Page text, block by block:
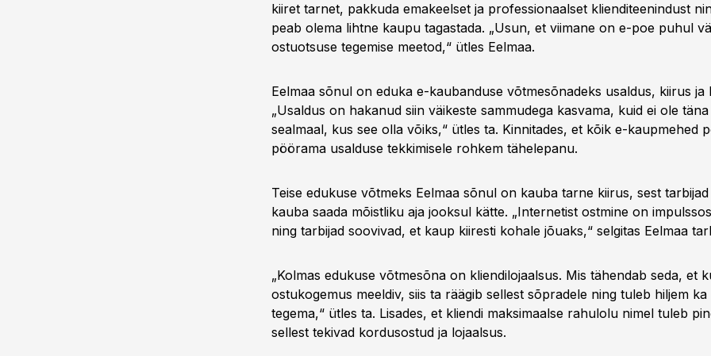
kiiret tarnet, pakkuda emakeelset ja professionaalset klienditeenindust
peab olema lihtne kaupu tagastada. „Usun, et viimane on e-poe puhul
ostuotsuse tegemise meetod,“ ütles Eelmaa.
Eelmaa sõnul on eduka e-kaubanduse võtmesõnadeks usaldus, kiirus ja
„Usaldus on hakanud siin väikeste sammudega kasvama, kuid ei ole
sealmaal, kus see olla võiks,“ ütles ta. Kinnitades, et kõik e-kaupmehed
pöörama usalduse tekkimisele rohkem tähelepanu.
Teise edukuse võtmeks Eelmaa sõnul on kauba tarne kiirus, sest
kauba saada mõistliku aja jooksul kätte. „Internetist ostmine on
ning tarbijad soovivad, et kaup kiiresti kohale jõuaks,“ selgitas Eelmaa
„Kolmas edukuse võtmesõna on kliendilojaalsus. Mis tähendab seda, et
ostukogemus meeldiv, siis ta räägib sellest sõpradele ning tuleb hiljem
tegema,“ ütles ta. Lisades, et kliendi maksimaalse rahulolu nimel tuleb
sellest tekivad kordusostud ja lojaalsus.